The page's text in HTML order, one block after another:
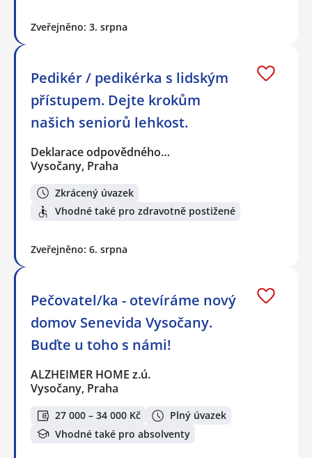
Zveřejněno: 3. srpna
Pedikér / pedikérka s lidským
přístupem. Dejte krokům
našich seniorů lehkost.
Deklarace odpovědného…
Vysočany, Praha
Zkrácený úvazek
Vhodné také pro zdravotně postižené
Zveřejněno: 6. srpna
Pečovatel/ka - otevíráme nový
domov Senevida Vysočany.
Buďte u toho s námi!
ALZHEIMER HOME z.ú.
Vysočany, Praha
27 000 – 34 000 Kč
Plný úvazek
Vhodné také pro absolventy